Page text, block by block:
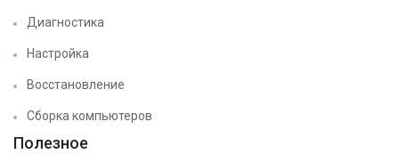
Диагностика
Настройка
Восстановление
Сборка компьютеров
Полезное